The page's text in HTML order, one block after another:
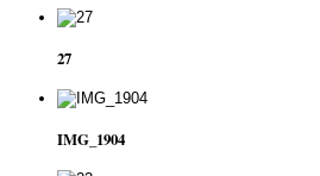
27
IMG_1904